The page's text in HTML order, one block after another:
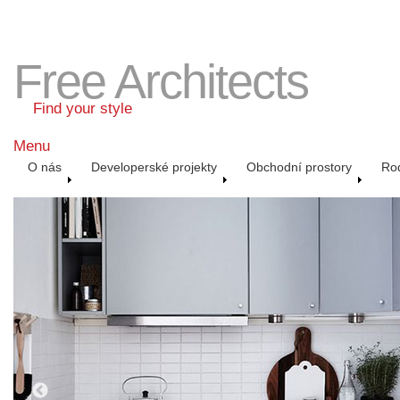
Free Architects
Find your style
Menu
O nás Developerské projekty Obchodní prostory